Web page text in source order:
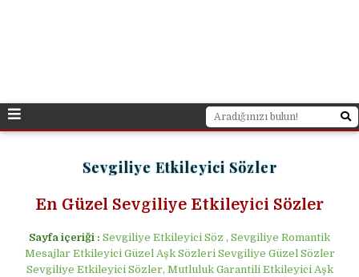
Sevgiliye Etkileyici Sözler
En Güzel Sevgiliye Etkileyici Sözler
Sayfa içeriği : Sevgiliye Etkileyici Söz , Sevgiliye Romantik
Mesajlar Etkileyici Güzel Aşk Sözleri Sevgiliye Güzel Sözler
Sevgiliye Etkileyici Sözler, Mutluluk Garantili Etkileyici Aşk